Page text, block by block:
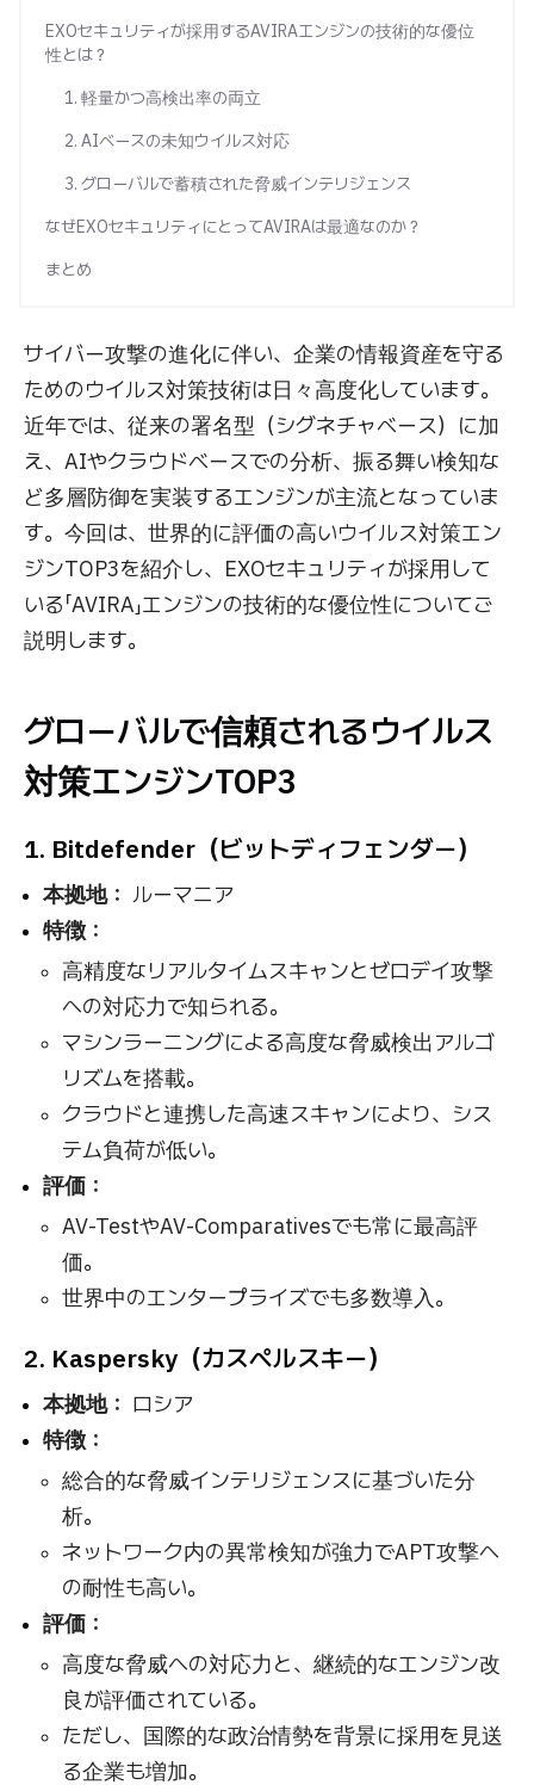
EXOセキュリティが採用するAVIRAエンジンの技術的な優位
性とは？
1. 軽量かつ高検出率の両立
2. AIベースの未知ウイルス対応
3. グローバルで蓄積された脅威インテリジェンス
なぜEXOセキュリティにとってAVIRAは最適なのか？
まとめ
サイバー攻撃の進化に伴い、企業の情報資産を守る
ためのウイルス対策技術は日々高度化しています。
近年では、従来の署名型（シグネチャベース）に加
え、AIやクラウドベースでの分析、振る舞い検知な
ど多層防御を実装するエンジンが主流となっていま
す。今回は、世界的に評価の高いウイルス対策エン
ジンTOP3を紹介し、EXOセキュリティが採用して
いる「AVIRA」エンジンの技術的な優位性についてご
説明します。
グローバルで信頼されるウイルス
対策エンジンTOP3
1. Bitdefender（ビットディフェンダー）
本拠地： ルーマニア
特徴：
高精度なリアルタイムスキャンとゼロデイ攻撃
への対応力で知られる。
マシンラーニングによる高度な脅威検出アルゴ
リズムを搭載。
クラウドと連携した高速スキャンにより、シス
テム負荷が低い。
評価：
AV-TestやAV-Comparativesでも常に最高評
価。
世界中のエンタープライズでも多数導入。
2. Kaspersky（カスペルスキー）
本拠地： ロシア
特徴：
総合的な脅威インテリジェンスに基づいた分
析。
ネットワーク内の異常検知が強力でAPT攻撃へ
の耐性も高い。
評価：
高度な脅威への対応力と、継続的なエンジン改
良が評価されている。
ただし、国際的な政治情勢を背景に採用を見送
る企業も増加。